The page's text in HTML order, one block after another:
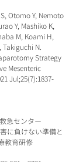
Otomo Y, Nemoto
Y, Mashiko K,
M, Koami H,
Takiguchi N.
Strategy
Mesenteric
Jul;25(7):1837-
急センター
に負けない準備と
教育研修